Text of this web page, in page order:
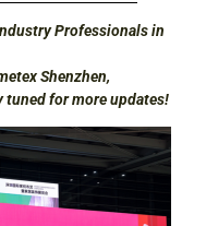
Professionals in
Shenzhen,
tuned for more updates!